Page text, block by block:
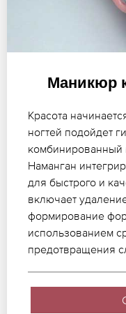
Маникюр
Красота
ногтей подойдет
комбинированный
Наманган
для быстрого и
включает
формирование
использованием
предотвращения